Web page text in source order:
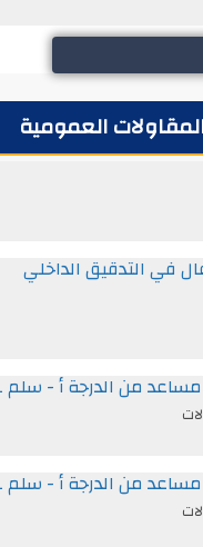
العمومية
الداخلي
الدرجة أ - سلم 11
الدرجة أ - سلم 11